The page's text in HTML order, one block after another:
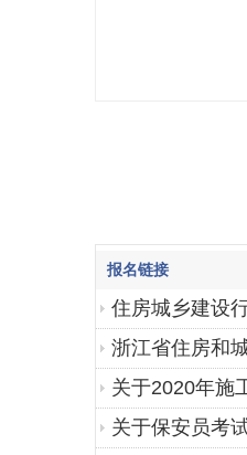
报名链接
住房城乡建设
浙江省住房和
关于2020年施
关于保安员考